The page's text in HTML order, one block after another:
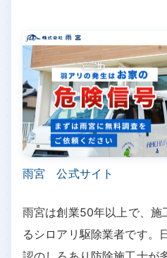
雨宮 公式サイト
雨宮は創業50年以上で、
るシロアリ駆除業者です。